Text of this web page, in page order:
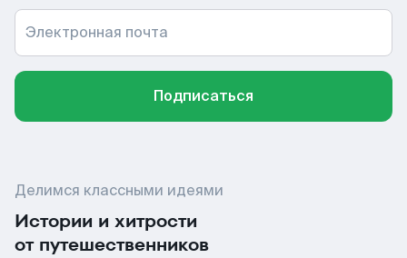
Электронная почта
Подписаться
Делимся классными идеями
Истории и хитрости
от путешественников